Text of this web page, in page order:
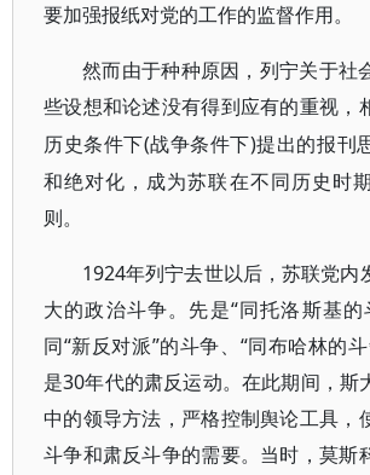
要加强报纸对党的工作的监督作用。
然而由于种种原因，列宁关于社
些设想和论述没有得到应有的重视，
历史条件下(战争条件下)提出的报刊
和绝对化，成为苏联在不同历史时
则。
1924年列宁去世以后，苏联党内
大的政治斗争。先是“同托洛斯基的
同“新反对派”的斗争、“同布哈林的
是30年代的肃反运动。在此期间，斯
中的领导方法，严格控制舆论工具，
斗争和肃反斗争的需要。当时，莫斯